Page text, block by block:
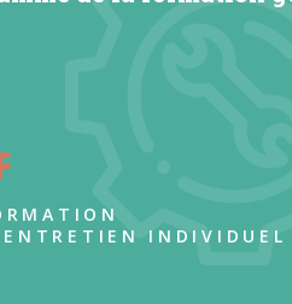
INDIVIDUEL